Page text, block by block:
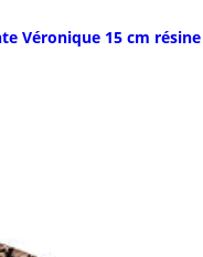
Véronique 15 cm résine